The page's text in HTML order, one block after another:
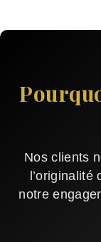
Nos clients
notre